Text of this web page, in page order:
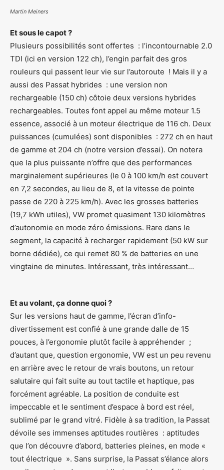
Martin Meiners
Et sous le capot ?
Plusieurs possibilités sont offertes : l’incontournable 2.0
TDI (ici en version 122 ch), l’engin parfait des gros
rouleurs qui passent leur vie sur l’autoroute ! Mais il y a
aussi des Passat hybrides : une version non
rechargeable (150 ch) côtoie deux versions hybrides
rechargeables. Toutes font appel au même moteur 1.5
essence, associé à un moteur électrique de 116 ch. Deux
puissances (cumulées) sont disponibles : 272 ch en haut
de gamme et 204 ch (notre version d’essai). On notera
que la plus puissante n’offre que des performances
marginalement supérieures (le 0 à 100 km/h est couvert
en 7,2 secondes, au lieu de 8, et la vitesse de pointe
passe de 220 à 225 km/h). Avec les grosses batteries
(19,7 kWh utiles), VW promet quasiment 130 kilomètres
d’autonomie en mode zéro émissions. Rare dans le
segment, la capacité à recharger rapidement (50 kW sur
borne dédiée), ce qui remet 80 % de batteries en une
vingtaine de minutes. Intéressant, très intéressant…
Et au volant, ça donne quoi ?
Sur les versions haut de gamme, l’écran d’info-
divertissement est confié à une grande dalle de 15
pouces, à l’ergonomie plutôt facile à appréhender ;
d’autant que, question ergonomie, VW est un peu revenu
en arrière avec le retour de vrais boutons, un retour
salutaire qui fait suite au tout tactile et haptique, pas
forcément agréable. La position de conduite est
impeccable et le sentiment d’espace à bord est réel,
sublimé par le grand vitré. Fidèle à sa tradition, la Passat
dévoile ses immenses aptitudes routières : aptitudes
que l’on découvre d’abord, batteries pleines, en mode «
tout électrique ». Sans surprise, la Passat s’élance alors